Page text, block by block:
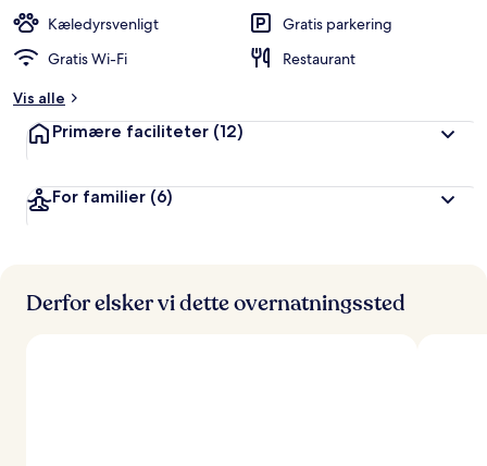
Kæledyrsvenligt
Gratis parkering
Gratis Wi-Fi
Restaurant
Vis alle
Primære faciliteter (12)
For familier (6)
Derfor elsker vi dette overnatningssted